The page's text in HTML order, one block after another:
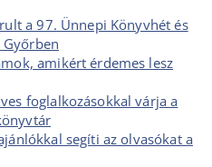
a 97. Ünnepi Könyvhét és
amikért érdemes lesz
foglalkozásokkal várja a
segíti az olvasókat a